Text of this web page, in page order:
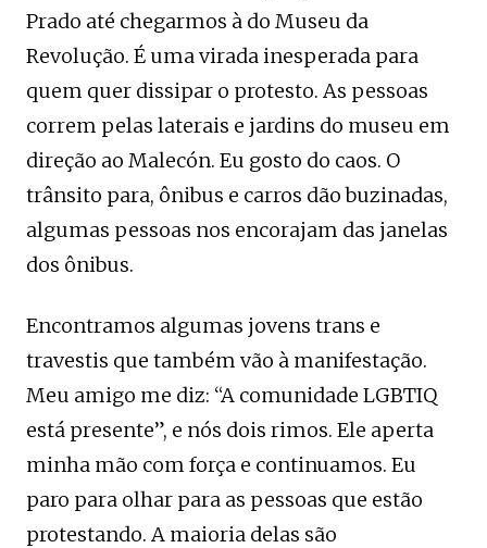
Prado até chegarmos à do Museu da
Revolução. É uma virada inesperada para
quem quer dissipar o protesto. As pessoas
correm pelas laterais e jardins do museu em
direção ao Malecón. Eu gosto do caos. O
trânsito para, ônibus e carros dão buzinadas,
algumas pessoas nos encorajam das janelas
dos ônibus.
Encontramos algumas jovens trans e
travestis que também vão à manifestação.
Meu amigo me diz: “A comunidade LGBTIQ
está presente”, e nós dois rimos. Ele aperta
minha mão com força e continuamos. Eu
paro para olhar para as pessoas que estão
protestando. A maioria delas são